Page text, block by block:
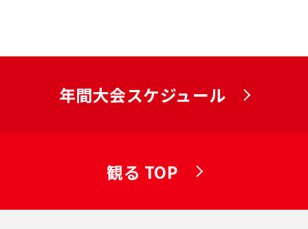
年間大会スケジュール
観る TOP